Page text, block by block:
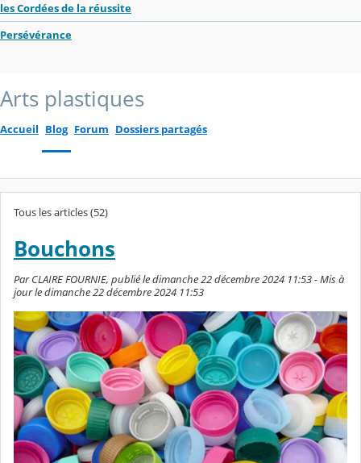
les Cordées de la réussite
Persévérance
Arts plastiques
Accueil Blog Forum Dossiers partagés
Tous les articles (52)
Bouchons
Par CLAIRE FOURNIE, publié le dimanche 22 décembre 2024 11:53 - Mis à
jour le dimanche 22 décembre 2024 11:53